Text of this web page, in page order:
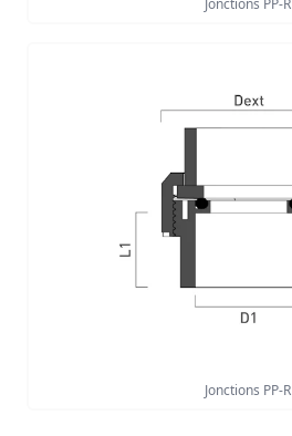
Jonctions PP-R
Jonctions PP-R